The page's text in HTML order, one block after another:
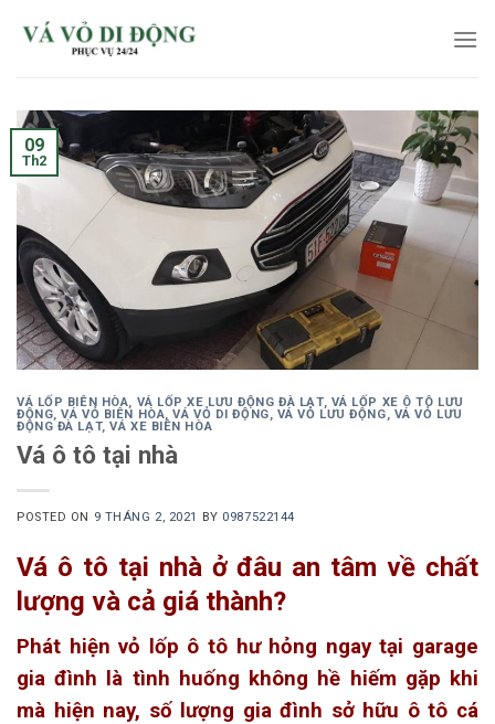
09
Th2
VÁ LỐP BIÊN HÒA, VÁ LỐP XE LƯU ĐỘNG ĐÀ LẠT, VÁ LỐP XE Ô TÔ LƯU
ĐỘNG,VÁ VỎ BIÊN HÒA,VÁ VỎ DI ĐỘNG, VÁ VỎ LƯU ĐỘNG, VÁ VỎ LƯU
ĐỘNG ĐÀ LẠT,VÁ XE BIÊN HÒA
Vá ô tô tại nhà
POSTED ON 9 THÁNG 2, 2021 BY 0987522144
Vá ô tô tại nhà ở đâu an tâm về chất
lượng và cả giá thành?
Phát hiện vỏ lốp ô tô hư hỏng ngay tại garage
gia đình là tình huống không hề hiếm gặp khi
mà hiện nay, số lượng gia đình sở hữu ô tô cá